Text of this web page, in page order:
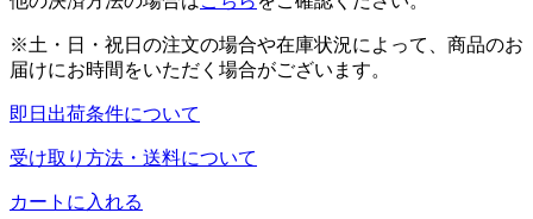
※土・日・祝日の注文の場合や在庫状況によって、商品のお
届けにお時間をいただく場合がございます。
即日出荷条件について
受け取り方法・送料について
カートに入れる